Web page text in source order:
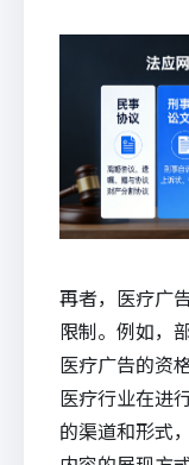
再者，医疗广
限制。例如，
医疗广告的资
医疗行业在进
的渠道和形式